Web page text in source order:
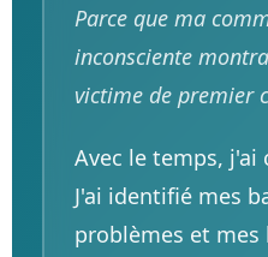
Parce que ma
inconsciente
victime de premier
Avec le temps,
J'ai identifié mes
problèmes et mes